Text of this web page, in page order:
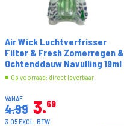
Air Wick Luchtverfrisser
Filter & Fresh Zomerregen &
Ochtenddauw Navulling 19ml
Op voorraad: direct leverbaar
VANAF
4.99 3 69
3.05 EXCL. BTW